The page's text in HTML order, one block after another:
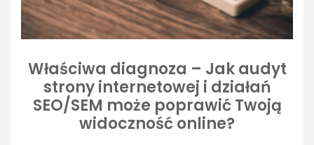
Właściwa diagnoza – Jak audyt
strony internetowej i działań
SEO/SEM może poprawić Twoją
widoczność online?